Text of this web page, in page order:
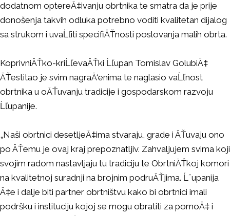
dodatnom optereÄ‡ivanju obrtnika te smatra da je prije
donošenja takvih odluka potrebno voditi kvalitetan dijalog
sa strukom i uvaĹľiti specifiÄŤnosti poslovanja malih obrta.
KoprivniÄŤko-kriĹľevaÄŤki Ĺľupan Tomislav GolubiÄ‡
ÄŤestitao je svim nagraÄ‘enima te naglasio vaĹľnost
obrtnika u oÄŤuvanju tradicije i gospodarskom razvoju
Ĺľupanije.
„Naši obrtnici desetljeÄ‡ima stvaraju, grade i ÄŤuvaju ono
po ÄŤemu je ovaj kraj prepoznatljiv. Zahvaljujem svima koji
svojim radom nastavljaju tu tradiciju te ObrtniÄŤkoj komori
na kvalitetnoj suradnji na brojnim podruÄŤjima. Ĺ˝upanija
Ä‡e i dalje biti partner obrtništvu kako bi obrtnici imali
podršku i instituciju kojoj se mogu obratiti za pomoÄ‡ i